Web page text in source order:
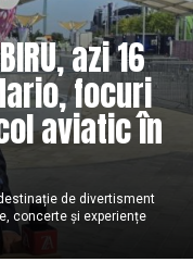
azi 16
focuri
aviatic în
de divertisment
concerte și experiențe